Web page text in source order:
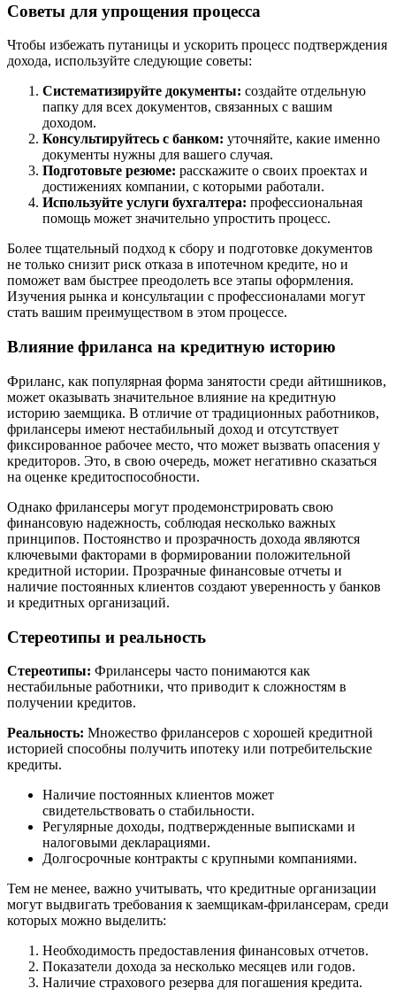
Советы для упрощения процесса
Чтобы избежать путаницы и ускорить процесс подтверждения
дохода, используйте следующие советы:
Систематизируйте документы: создайте отдельную
папку для всех документов, связанных с вашим
доходом.
Консультируйтесь с банком: уточняйте, какие именно
документы нужны для вашего случая.
Подготовьте резюме: расскажите о своих проектах и
достижениях компании, с которыми работали.
Используйте услуги бухгалтера: профессиональная
помощь может значительно упростить процесс.
Более тщательный подход к сбору и подготовке документов
не только снизит риск отказа в ипотечном кредите, но и
поможет вам быстрее преодолеть все этапы оформления.
Изучения рынка и консультации с профессионалами могут
стать вашим преимуществом в этом процессе.
Влияние фриланса на кредитную историю
Фриланс, как популярная форма занятости среди айтишников,
может оказывать значительное влияние на кредитную
историю заемщика. В отличие от традиционных работников,
фрилансеры имеют нестабильный доход и отсутствует
фиксированное рабочее место, что может вызвать опасения у
кредиторов. Это, в свою очередь, может негативно сказаться
на оценке кредитоспособности.
Однако фрилансеры могут продемонстрировать свою
финансовую надежность, соблюдая несколько важных
принципов. Постоянство и прозрачность дохода являются
ключевыми факторами в формировании положительной
кредитной истории. Прозрачные финансовые отчеты и
наличие постоянных клиентов создают уверенность у банков
и кредитных организаций.
Стереотипы и реальность
Стереотипы: Фрилансеры часто понимаются как
нестабильные работники, что приводит к сложностям в
получении кредитов.
Реальность: Множество фрилансеров с хорошей кредитной
историей способны получить ипотеку или потребительские
кредиты.
Наличие постоянных клиентов может
свидетельствовать о стабильности.
Регулярные доходы, подтвержденные выписками и
налоговыми декларациями.
Долгосрочные контракты с крупными компаниями.
Тем не менее, важно учитывать, что кредитные организации
могут выдвигать требования к заемщикам-фрилансерам, среди
которых можно выделить:
Необходимость предоставления финансовых отчетов.
Показатели дохода за несколько месяцев или годов.
Наличие страхового резерва для погашения кредита.